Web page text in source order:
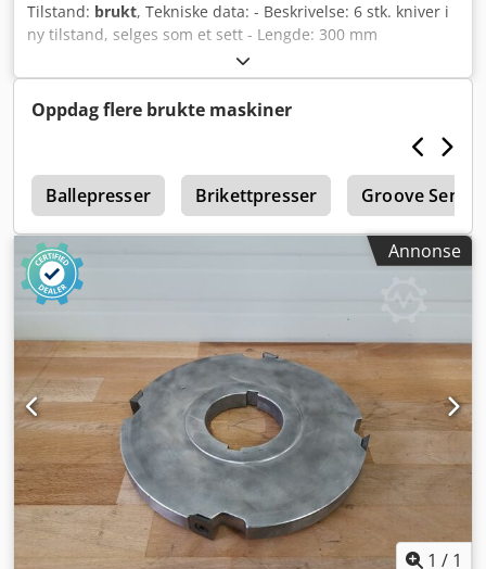
Tilstand: brukt, Tekniske data: - Beskrivelse: 6 stk. kniver i
ny tilstand, selges som et sett - Lengde: 300 mm
Dodozrylnopfx Aqpjck - Bredde: 18,4 mm - Tykkelse: 1 mm
Oppdag flere brukte maskiner
Ballepresser Brikettpresser Groove Seng
Annonse
1 / 1